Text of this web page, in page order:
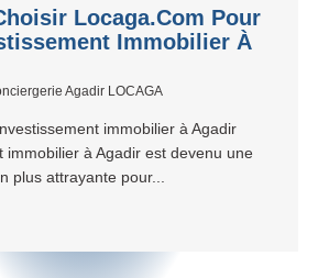
Locaga.com Pour
Immobilier À
Agadir LOCAGA
immobilier à Agadir
immobilier à Agadir est devenu une
plus attrayante pour...